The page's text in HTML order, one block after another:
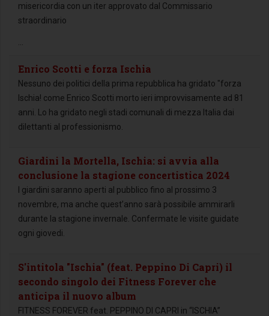
misericordia con un iter approvato dal Commissario
straordinario
Enrico Scotti e forza Ischia
Nessuno dei politici della prima repubblica ha gridato "forza
Ischia! come Enrico Scotti morto ieri improvvisamente ad 81
anni. Lo ha gridato negli stadi comunali di mezza Italia dai
dilettanti al professionismo.
Giardini la Mortella, Ischia: si avvia alla
conclusione la stagione concertistica 2024
I giardini saranno aperti al pubblico fino al prossimo 3
novembre, ma anche quest’anno sarà possibile ammirarli
durante la stagione invernale. Confermate le visite guidate
ogni giovedi.
S'intitola "Ischia" (feat. Peppino Di Capri) il
secondo singolo dei Fitness Forever che
anticipa il nuovo album
FITNESS FOREVER feat. PEPPINO DI CAPRI in “ISCHIA”